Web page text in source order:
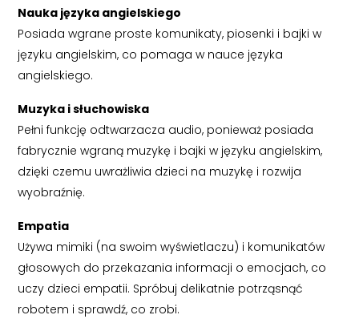
Nauka języka angielskiego
Posiada wgrane proste komunikaty, piosenki i bajki w
języku angielskim, co pomaga w nauce języka
angielskiego.
Muzyka i słuchowiska
Pełni funkcję odtwarzacza audio, ponieważ posiada
fabrycznie wgraną muzykę i bajki w języku angielskim,
dzięki czemu uwrażliwia dzieci na muzykę i rozwija
wyobraźnię.
Empatia
Używa mimiki (na swoim wyświetlaczu) i komunikatów
głosowych do przekazania informacji o emocjach, co
uczy dzieci empatii. Spróbuj delikatnie potrząsnąć
robotem i sprawdź, co zrobi.